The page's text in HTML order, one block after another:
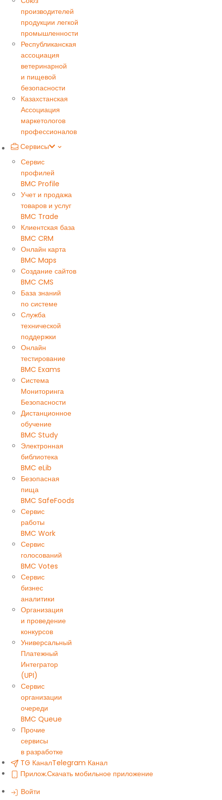
производителей
продукции легкой
промышленности
Республиканская
ассоциация
ветеринарной
и пищевой
безопасности
Казахстанская
Ассоциация
маркетологов
профессионалов
Сервисы
Сервис
профилей
BMC Profile
Учет и продажа
товаров и услуг
BMC Trade
Клиентская база
BMC CRM
Онлайн карта
BMC Maps
Создание сайтов
BMC CMS
База знаний
по системе
Служба
технической
поддержки
Онлайн
тестирование
BMC Exams
Система
Мониторинга
Безопасности
Дистанционное
обучение
BMC Study
Электронная
библиотека
BMC eLib
Безопасная
пища
BMC SafeFoods
Сервис
работы
BMC Work
Сервис
голосований
BMC Votes
Сервис
бизнес
аналитики
Организация
и проведение
конкурсов
Универсальный
Платежный
Интегратор
(UPI)
Сервис
организации
очереди
BMC Queue
Прочие
сервисы
в разработке
TG КаналTelegram Канал
Прилож.Скачать мобильное приложение
Войти